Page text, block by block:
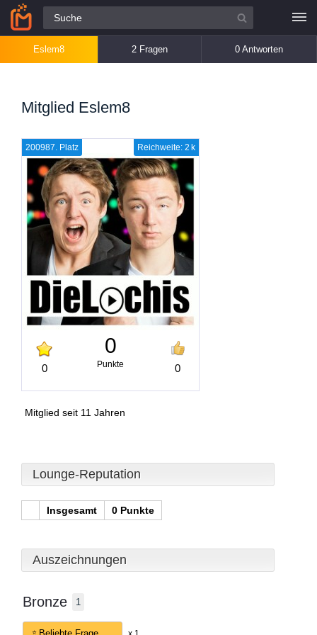
Alle Fragen
Eslem8 2 Fragen 0 Antworten
Mitglied Eslem8
Reichweite: 2 k
200987. Platz
0
0
Punkte 0
Mitglied seit 11 Jahren
Lounge-Reputation
Insgesamt 0 Punkte
Auszeichnungen
Bronze 1